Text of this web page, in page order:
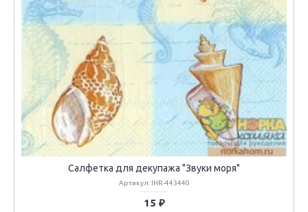
Салфетка для декупажа "Звуки моря"
Артикул: IHR-443440
15 ₽